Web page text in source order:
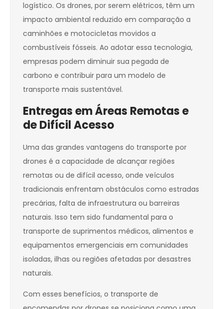
logístico. Os drones, por serem elétricos, têm um
impacto ambiental reduzido em comparação a
caminhões e motocicletas movidos a
combustíveis fósseis. Ao adotar essa tecnologia,
empresas podem diminuir sua pegada de
carbono e contribuir para um modelo de
transporte mais sustentável.
Entregas em Áreas Remotas e
de Difícil Acesso
Uma das grandes vantagens do transporte por
drones é a capacidade de alcançar regiões
remotas ou de difícil acesso, onde veículos
tradicionais enfrentam obstáculos como estradas
precárias, falta de infraestrutura ou barreiras
naturais. Isso tem sido fundamental para o
transporte de suprimentos médicos, alimentos e
equipamentos emergenciais em comunidades
isoladas, ilhas ou regiões afetadas por desastres
naturais.
Com esses benefícios, o transporte de